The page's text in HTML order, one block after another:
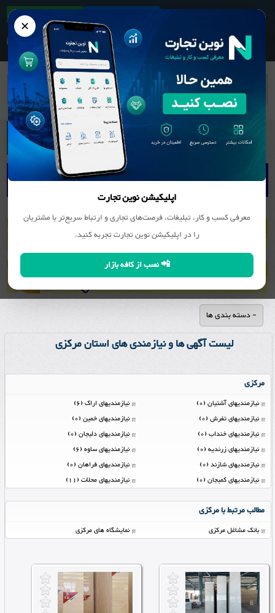
✕
اپلیکیشن نوین تجارت
معرفی کسب و کار، تبلیغات، فرصت‌های تجاری و ارتباط سریع‌تر با مشتریان
را در اپلیکیشن نوین تجارت تجربه کنید.
📲 نصب از کافه بازار
دانلود اپلیکیشن
نیازمندیها نیازمندیهای مرکزی
- دسته بندی ها
لیست آگهی ها و نیازمندی های استان مرکزی
مرکزی
نیازمندیهای آشتیان (0)
نیازمندیهای اراک (6)
نیازمندیهای تفرش (0)
نیازمندیهای خمین (0)
نیازمندیهای خنداب (0)
نیازمندیهای دلیجان (0)
نیازمندیهای زرندیه (0)
نیازمندیهای ساوه (6)
نیازمندیهای شازند (0)
نیازمندیهای فراهان (0)
نیازمندیهای کمیجان (0)
نیازمندیهای محلات (11)
مطالب مرتبط با مرکزی
بانک مشاغل مرکزی نمایشگاه های مرکزی